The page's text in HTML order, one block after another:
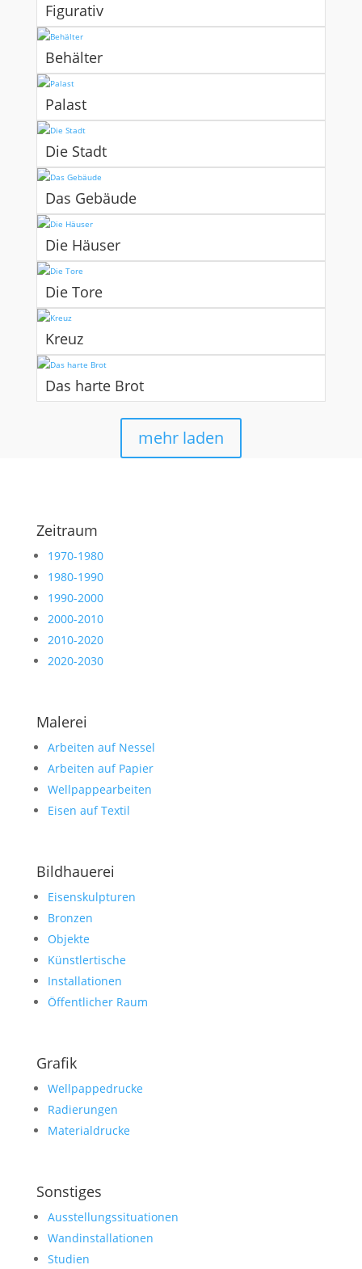
Figurativ
Behälter
Palast
Die Stadt
Das Gebäude
Die Häuser
Die Tore
Kreuz
Das harte Brot
mehr laden
Zeitraum
1970-1980
1980-1990
1990-2000
2000-2010
2010-2020
2020-2030
Malerei
Arbeiten auf Nessel
Arbeiten auf Papier
Wellpappearbeiten
Eisen auf Textil
Bildhauerei
Eisenskulpturen
Bronzen
Objekte
Künstlertische
Installationen
Öffentlicher Raum
Grafik
Wellpappedrucke
Radierungen
Materialdrucke
Sonstiges
Ausstellungssituationen
Wandinstallationen
Studien